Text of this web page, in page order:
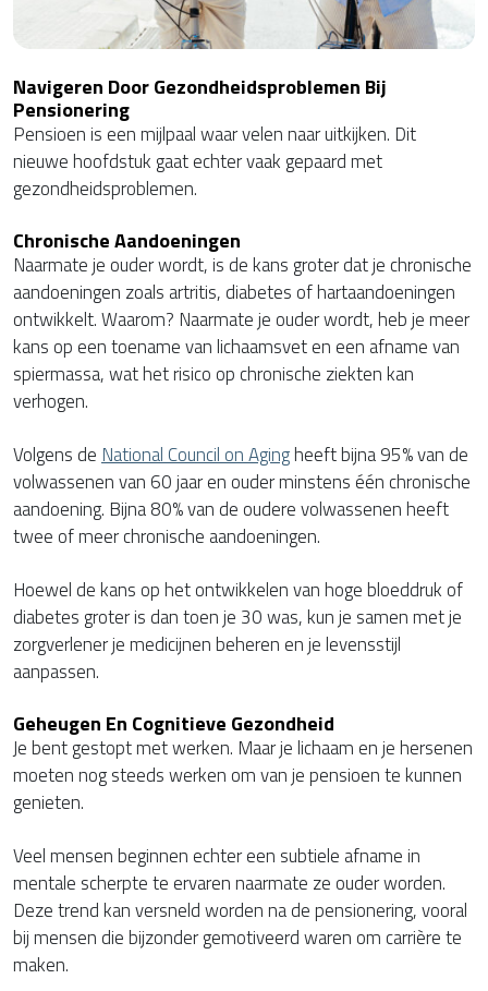
Navigeren Door Gezondheidsproblemen Bij
Pensionering
Pensioen is een mijlpaal waar velen naar uitkijken. Dit
nieuwe hoofdstuk gaat echter vaak gepaard met
gezondheidsproblemen.
Chronische Aandoeningen
Naarmate je ouder wordt, is de kans groter dat je chronische
aandoeningen zoals artritis, diabetes of hartaandoeningen
ontwikkelt. Waarom? Naarmate je ouder wordt, heb je meer
kans op een toename van lichaamsvet en een afname van
spiermassa, wat het risico op chronische ziekten kan
verhogen.
Volgens deNational Council on Agingheeft bijna 95% van de
volwassenen van 60 jaar en ouder minstens één chronische
aandoening. Bijna 80% van de oudere volwassenen heeft
twee of meer chronische aandoeningen.
Hoewel de kans op het ontwikkelen van hoge bloeddruk of
diabetes groter is dan toen je 30 was, kun je samen met je
zorgverlener je medicijnen beheren en je levensstijl
aanpassen.
Geheugen En Cognitieve Gezondheid
Je bent gestopt met werken. Maar je lichaam en je hersenen
moeten nog steeds werken om van je pensioen te kunnen
genieten.
Veel mensen beginnen echter een subtiele afname in
mentale scherpte te ervaren naarmate ze ouder worden.
Deze trend kan versneld worden na de pensionering, vooral
bij mensen die bijzonder gemotiveerd waren om carrière te
maken.